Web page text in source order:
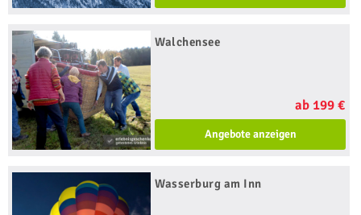
Walchensee
ab 199 €
Angebote anzeigen
Wasserburg am Inn